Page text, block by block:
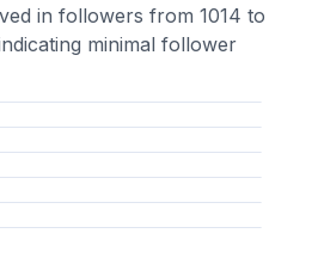
in followers from 1014 to
minimal follower